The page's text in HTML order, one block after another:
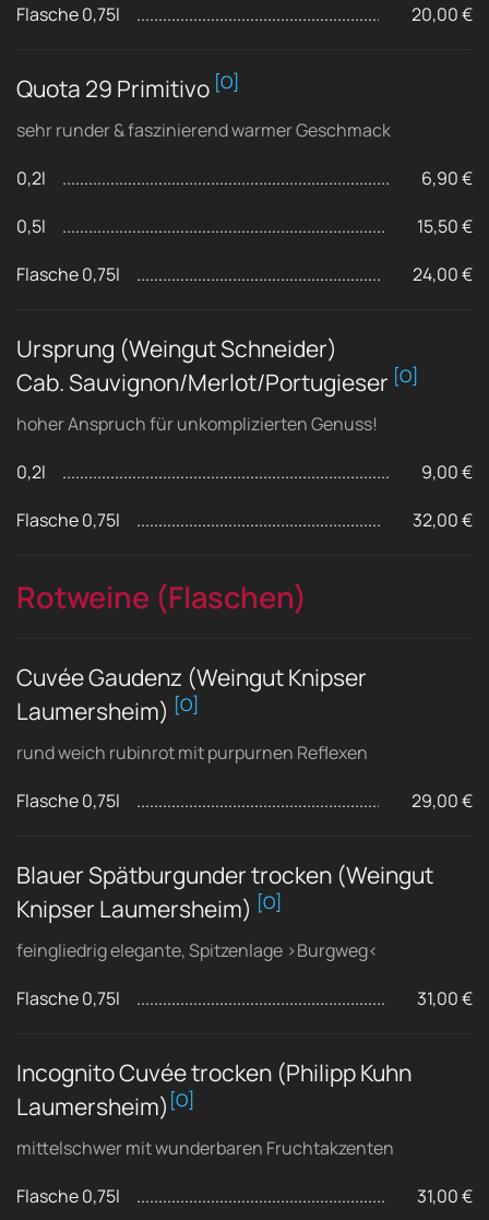
Flasche 0,75l
20,00 €
Quota 29 Primitivo [O]
sehr runder & faszinierend warmer Geschmack
0,2l
6,90 €
0,5l
15,50 €
Flasche 0,75l
24,00 €
Ursprung (Weingut Schneider)
Cab. Sauvignon/Merlot/Portugieser [O]
hoher Anspruch für unkomplizierten Genuss!
0,2l
9,00 €
Flasche 0,75l
32,00 €
Rotweine (Flaschen)
Cuvée Gaudenz (Weingut Knipser
Laumersheim) [O]
rund weich rubinrot mit purpurnen Reflexen
Flasche 0,75l
29,00 €
Blauer Spätburgunder trocken (Weingut
Knipser Laumersheim) [O]
feingliedrig elegante, Spitzenlage ›Burgweg‹
Flasche 0,75l
31,00 €
Incognito Cuvée trocken (Philipp Kuhn
Laumersheim) [O]
mittelschwer mit wunderbaren Fruchtakzenten
Flasche 0,75l
31,00 €